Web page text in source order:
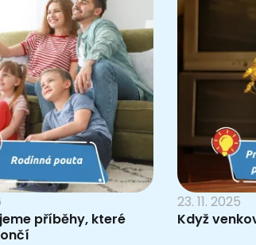
příběhy, které
23. 11. 2025
Když